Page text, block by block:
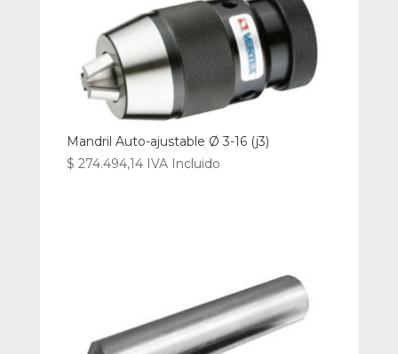
Mandril Auto-ajustable Ø 3-16 (j3)
$ 274.494,14 IVA Incluido